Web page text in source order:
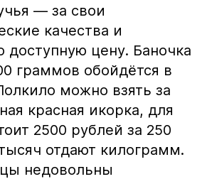
— за свои
качества и
доступную цену. Баночка
граммов обойдётся в
можно взять за
красная икорка, для
2500 рублей за 250
отдают килограмм.
недовольны